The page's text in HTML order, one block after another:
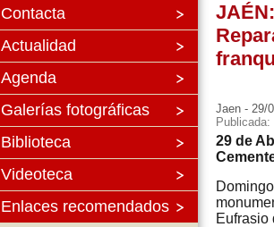
Contacta
Actualidad
Agenda
Galerías fotográficas
Biblioteca
Videoteca
Enlaces recomendados
Jaen - 29/
29 de
Eufrasio